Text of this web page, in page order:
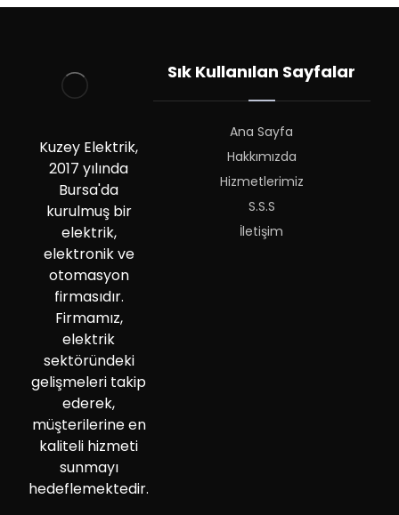
Kuzey Elektrik,
2017 yılında
Bursa'da
kurulmuş bir
elektrik,
elektronik ve
otomasyon
firmasıdır.
Firmamız,
elektrik
sektöründeki
gelişmeleri takip
ederek,
müşterilerine en
kaliteli hizmeti
sunmayı
hedeflemektedir.
Sık Kullanılan Sayfalar
Ana Sayfa
Hakkımızda
Hizmetlerimiz
S.S.S
İletişim